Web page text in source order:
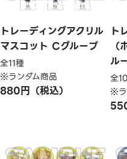
トレーディングアクリル
マスコット Cグループ
全11種
※ランダム商品
880円（税込）
ト
ル
全
※ラ